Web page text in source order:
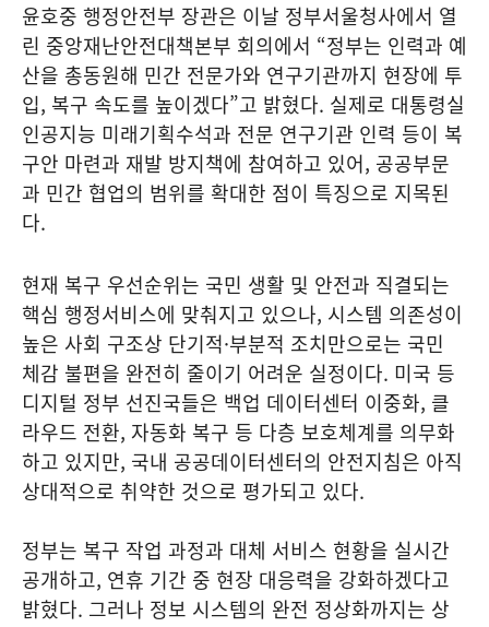
윤호중 행정안전부 장관은 이날 정부서울청사에서 열
린 중앙재난안전대책본부 회의에서 “정부는 인력과 예
산을 총동원해 민간 전문가와 연구기관까지 현장에 투
입, 복구 속도를 높이겠다”고 밝혔다. 실제로 대통령실
인공지능 미래기획수석과 전문 연구기관 인력 등이 복
구안 마련과 재발 방지책에 참여하고 있어, 공공부문
과 민간 협업의 범위를 확대한 점이 특징으로 지목된
다.
현재 복구 우선순위는 국민 생활 및 안전과 직결되는
핵심 행정서비스에 맞춰지고 있으나, 시스템 의존성이
높은 사회 구조상 단기적·부분적 조치만으로는 국민
체감 불편을 완전히 줄이기 어려운 실정이다. 미국 등
디지털 정부 선진국들은 백업 데이터센터 이중화, 클
라우드 전환, 자동화 복구 등 다층 보호체계를 의무화
하고 있지만, 국내 공공데이터센터의 안전지침은 아직
상대적으로 취약한 것으로 평가되고 있다.
정부는 복구 작업 과정과 대체 서비스 현황을 실시간
공개하고, 연휴 기간 중 현장 대응력을 강화하겠다고
밝혔다. 그러나 정보 시스템의 완전 정상화까지는 상